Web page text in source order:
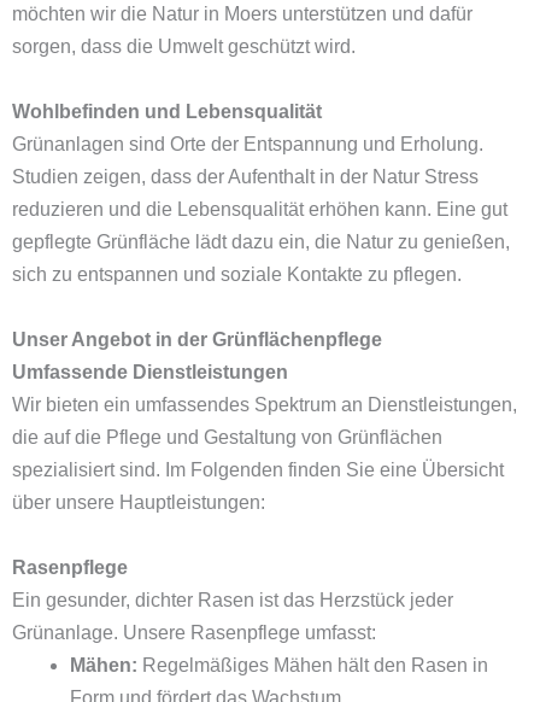
möchten wir die Natur in Moers unterstützen und dafür
sorgen, dass die Umwelt geschützt wird.
Wohlbefinden und Lebensqualität
Grünanlagen sind Orte der Entspannung und Erholung.
Studien zeigen, dass der Aufenthalt in der Natur Stress
reduzieren und die Lebensqualität erhöhen kann. Eine gut
gepflegte Grünfläche lädt dazu ein, die Natur zu genießen,
sich zu entspannen und soziale Kontakte zu pflegen.
Unser Angebot in der Grünflächenpflege
Umfassende Dienstleistungen
Wir bieten ein umfassendes Spektrum an Dienstleistungen,
die auf die Pflege und Gestaltung von Grünflächen
spezialisiert sind. Im Folgenden finden Sie eine Übersicht
über unsere Hauptleistungen:
Rasenpflege
Ein gesunder, dichter Rasen ist das Herzstück jeder
Grünanlage. Unsere Rasenpflege umfasst:
Mähen: Regelmäßiges Mähen hält den Rasen in
Form und fördert das Wachstum.